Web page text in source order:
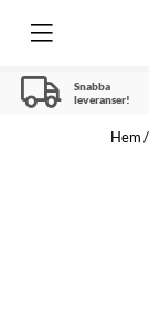
Snabba
leveranser!
Hem